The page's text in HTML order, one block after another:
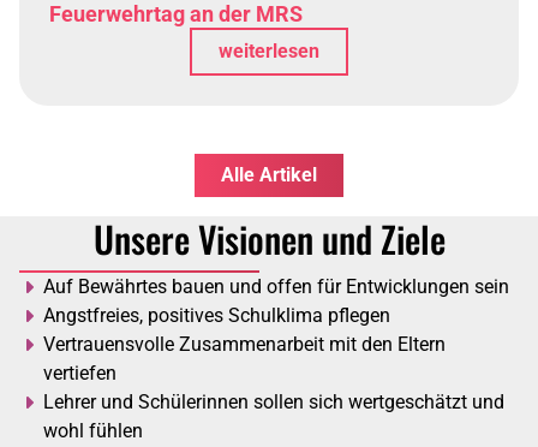
Feuerwehrtag an der MRS
weiterlesen
Alle Artikel
Unsere Visionen und Ziele
Auf Bewährtes bauen und offen für Entwicklungen sein
Angstfreies, positives Schulklima pflegen
Vertrauensvolle Zusammenarbeit mit den Eltern
vertiefen
Lehrer und Schülerinnen sollen sich wertgeschätzt und
wohl fühlen